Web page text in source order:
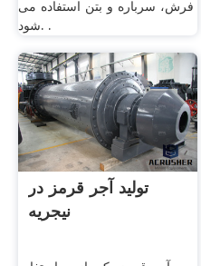
فرش، سرباره و بتن استفاده می
شود. .
تولید آجر قرمز در
نیجریه